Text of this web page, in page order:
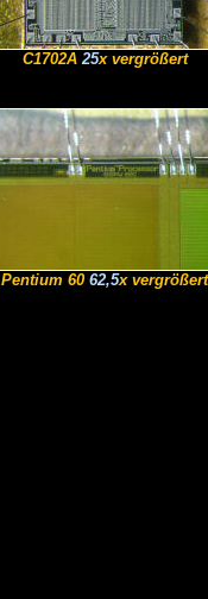
C1702A25x vergrößert
Pentium 60 62,5x vergrößert